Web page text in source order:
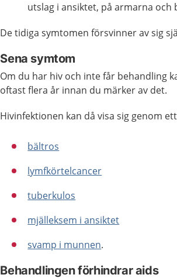
utslag i ansiktet, på armarna och
De tidiga symtomen försvinner av sig
Sena symtom
Om du har hiv och inte får behandling
oftast flera år innan du märker av det.
Hivinfektionen kan då visa sig genom
bältros
lymfkörtelcancer
tuberkulos
mjälleksem i ansiktet
svamp i munnen.
Behandlingen förhindrar aids